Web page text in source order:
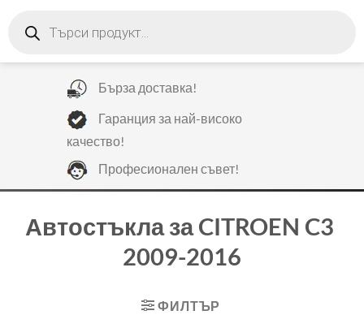
search
Бърза доставка!
Гаранция за най-високо
качество!
Професионален съвет!
Автостъкла за CITROEN C3
2009-2016
ФИЛТЪР